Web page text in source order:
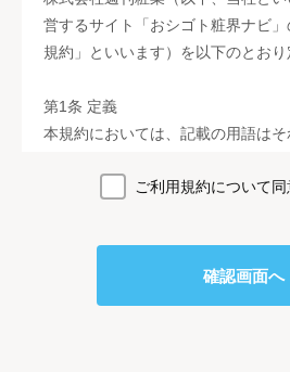
営するサイト「おシゴト粧界ナビ
規約」といいます）を以下のとおり
第1条 定義
本規約においては、記載の用語は
１．「おシゴト粧界ナビ」とは、
２．「本サービス」とは、当社が
ご利用規約について同
確認画面へ